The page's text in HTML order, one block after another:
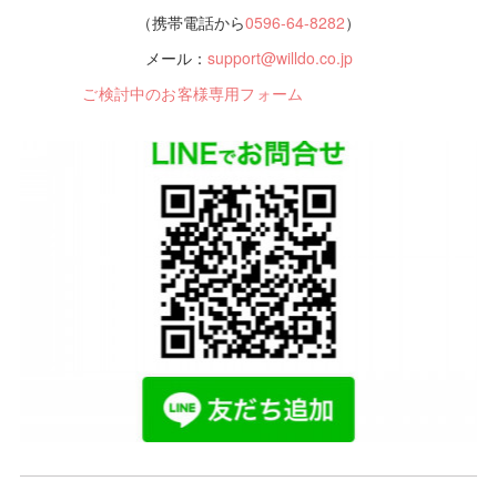
（携帯電話から0596-64-8282）
メール： support@willdo.co.jp
ご検討中のお客様専用フォーム